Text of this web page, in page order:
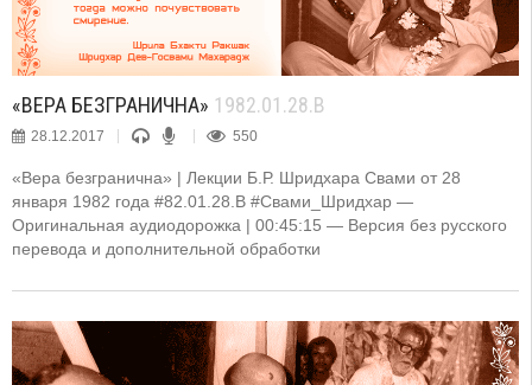
«ВЕРА БЕЗГРАНИЧНА» 1982.01.28.B
28.12.2017 550
«Вера безгранична» | Лекции Б.Р. Шридхара Свами от 28
января 1982 года #82.01.28.B #Свами_Шридхар —
Оригинальная аудиодорожка | 00:45:15 — Версия без русского
перевода и дополнительной обработки